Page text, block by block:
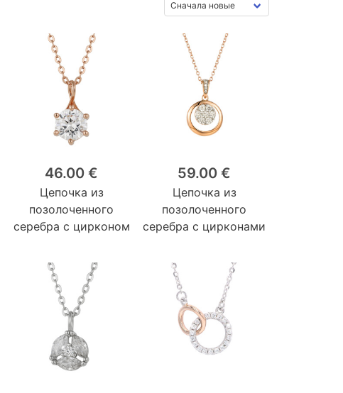
46.00 €
Цепочка из
позолоченного
серебра с цирконом
59.00 €
Цепочка из
позолоченного
серебра с цирконами